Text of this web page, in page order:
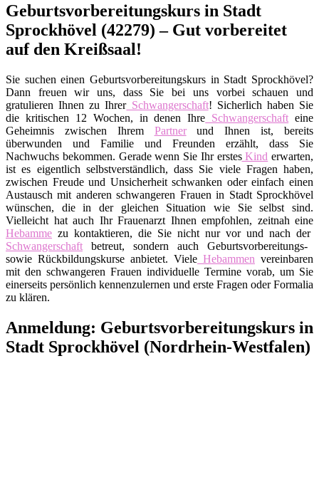
Geburtsvorbereitungskurs in Stadt
Sprockhövel (42279) – Gut vorbereitet
auf den Kreißsaal!
Sie suchen einen Geburtsvorbereitungskurs in Stadt Sprockhövel?
Dann freuen wir uns, dass Sie bei uns vorbei schauen und
gratulieren Ihnen zu IhrerSchwangerschaft! Sicherlich haben Sie
die kritischen 12 Wochen, in denen Ihre Schwangerschaft eine
Geheimnis zwischen Ihrem Partnerund Ihnen ist, bereits
überwunden und Familie und Freunden erzählt, dass Sie
Nachwuchs bekommen. Gerade wenn Sie Ihr erstesKind erwarten,
ist es eigentlich selbstverständlich, dass Sie viele Fragen haben,
zwischen Freude und Unsicherheit schwanken oder einfach einen
Austausch mit anderen schwangeren Frauen in Stadt Sprockhövel
wünschen, die in der gleichen Situation wie Sie selbst sind.
Vielleicht hat auch Ihr Frauenarzt Ihnen empfohlen, zeitnah eine
Hebamme zu kontaktieren, die Sie nicht nur vor und nach der
Schwangerschaft betreut, sondern auch Geburtsvorbereitungs-
sowie Rückbildungskurse anbietet. Viele Hebammen vereinbaren
mit den schwangeren Frauen individuelle Termine vorab, um Sie
einerseits persönlich kennenzulernen und erste Fragen oder Formalia
zu klären.
Anmeldung: Geburtsvorbereitungskurs in
Stadt Sprockhövel (Nordrhein-Westfalen)